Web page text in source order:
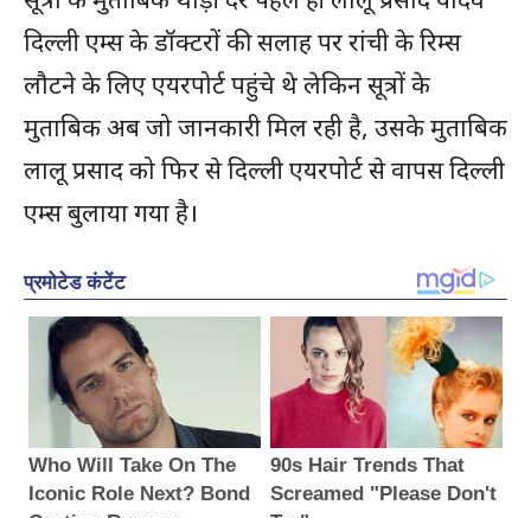
दिल्ली एम्स के डॉक्टरों की सलाह पर रांची के रिम्स
लौटने के लिए एयरपोर्ट पहुंचे थे लेकिन सूत्रों के
मुताबिक अब जो जानकारी मिल रही है, उसके मुताबिक
लालू प्रसाद को फिर से दिल्ली एयरपोर्ट से वापस दिल्ली
एम्स बुलाया गया है।